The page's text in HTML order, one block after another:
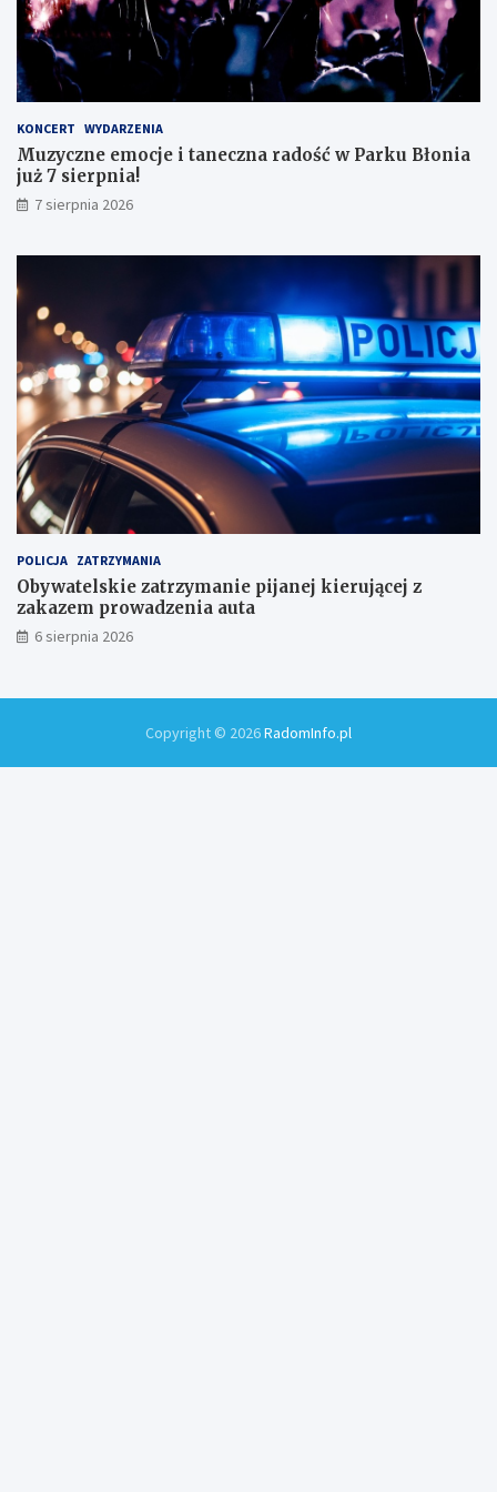
k
o
n
a
ł
m
i
w
y
k
a
m
KONCERT WYDARZENIA
Muzyczne emocje i taneczna radość w Parku Błonia
już 7 sierpnia!
7 sierpnia 2026
POLICJA ZATRZYMANIA
Obywatelskie zatrzymanie pijanej kierującej z
zakazem prowadzenia auta
6 sierpnia 2026
Copyright © 2026RadomInfo.pl